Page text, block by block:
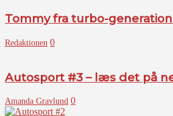
Tommy fra turbo-
Redaktionen 0
Autosport #3 – læs det på
Amanda Gravlund 0